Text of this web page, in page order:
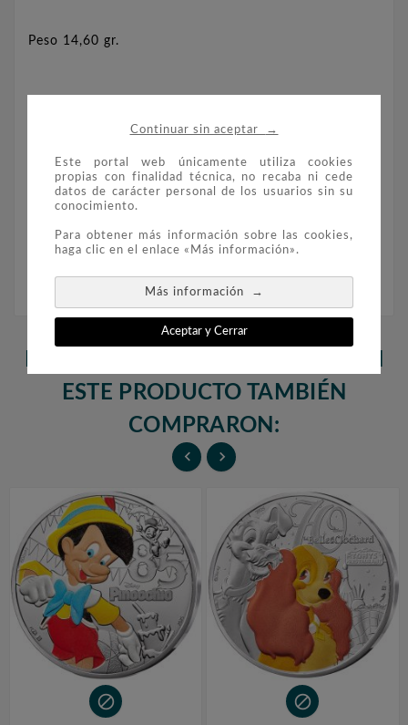
Continuar sin aceptar →
Este portal web únicamente utiliza cookies
propias con finalidad técnica, no recaba ni cede
datos de carácter personal de los usuarios sin su
conocimiento.
Para obtener más información sobre las cookies,
haga clic en el enlace «Más información».
Más información →
Aceptar y Cerrar
Peso 14,60 gr.
Tirada limitada: 6.250 unidades.
Moneda encapsulada, en estuche original de
color azul, con certificado.
ESTE PRODUCTO TAMBIÉN
COMPRARON:
 
 